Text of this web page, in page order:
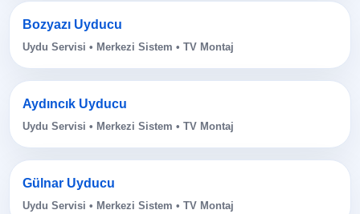
Bozyazı Uyducu
Uydu Servisi • Merkezi Sistem • TV Montaj
Aydıncık Uyducu
Uydu Servisi • Merkezi Sistem • TV Montaj
Gülnar Uyducu
Uydu Servisi • Merkezi Sistem • TV Montaj